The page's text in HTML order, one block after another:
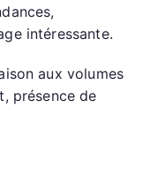
intéressante.
aux volumes
présence de